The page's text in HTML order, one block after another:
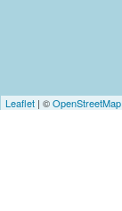
Leaflet | ©OpenStreetMap